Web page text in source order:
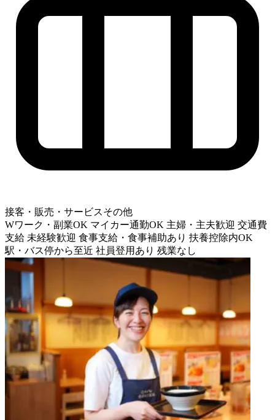
接客・販売・サービスその他
Wワーク・副業OK マイカー通勤OK 主婦・主夫歓迎 交通費
支給 未経験歓迎 食事支給・食事補助あり 扶養控除内OK
駅・バス停から至近 社員登用あり 残業なし